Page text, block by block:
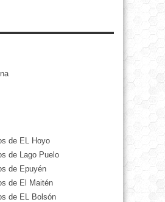
de EL Hoyo
de Lago Puelo
de Epuyén
de El Maitén
de EL Bolsón